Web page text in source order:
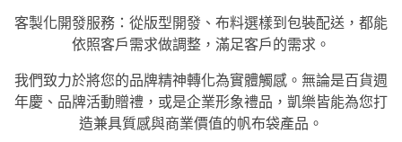
客製化開發服務：從版型開發、布料選樣到包裝配送，都能
依照客戶需求做調整，滿足客戶的需求。
我們致力於將您的品牌精神轉化為實體觸感。無論是百貨週
年慶、品牌活動贈禮，或是企業形象禮品，凱樂皆能為您打
造兼具質感與商業價值的帆布袋產品。